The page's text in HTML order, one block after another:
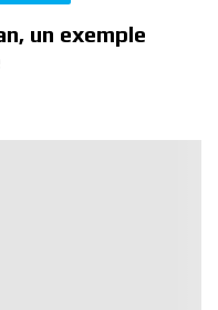
un exemple